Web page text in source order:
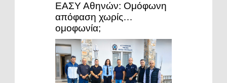
ΕΑΣΥ Αθηνών: Ομόφωνη
απόφαση χωρίς…
ομοφωνία;